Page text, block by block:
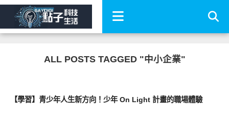
ALL POSTS TAGGED "中小企業"
【學習】青少年人生新方向！少年 On Light 計畫的職場體驗